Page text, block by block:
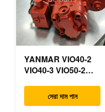
YANMAR VIO40-2
VIO40-3 VIO50-2
VIO55-3 প্রধান
হাইড্রোলিক পাম্প OEM
সেরা দাম পান